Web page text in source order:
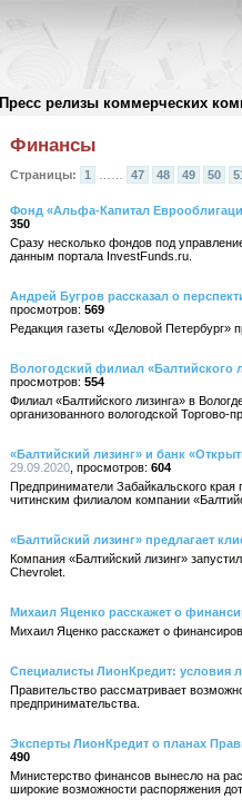
Пресс релизы коммерческих
Архив пресс-релизов//
Финансы
Страницы: 1 47 48 49 50
Фонд «Альфа-Капитал
350
Сразу несколько фондов под
данным портала InvestFunds.ru.
Андрей Бугров рассказал о
569
Редакция газеты «Деловой
Вологодский филиал «Балтийского
554
Филиал «Балтийского лизинга» в
организованного вологодской
«Балтийский лизинг» и банк
29.09.2020
604
Предприниматели Забайкальского
читинским филиалом компании
«Балтийский лизинг» предлагает
Компания «Балтийский лизинг»
Chevrolet.
Михаил Яценко расскажет о
Михаил Яценко расскажет о
Специалисты ЛионКредит: условия
Правительство рассматривает
предпринимательства.
Эксперты ЛионКредит о планах
490
Министерство финансов вынесло на
широкие возможности распоряжения